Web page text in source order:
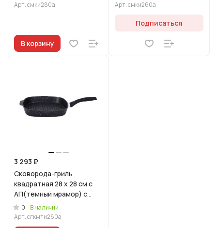
Арт.смки280а
В корзину
Арт.смки260а
Подписаться
3 293 ₽
Сковорода-гриль
квадратная 28 x 28 см с
АП(темный мрамор) с
ручкой, линия "Мраморная
Индукционная"
0
В наличии
Арт.сгкмти280а